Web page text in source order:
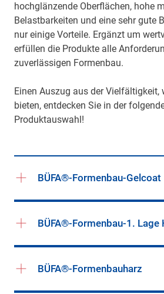
hochglänzende Oberflächen, hohe
Belastbarkeiten und eine sehr gute
nur einige Vorteile. Ergänzt um
erfüllen die Produkte alle
zuverlässigen Formenbau.
Einen Auszug aus der Vielfältigkeit,
bieten, entdecken Sie in der
Produktauswahl!
BÜFA®-Formenbau-Gelcoat
BÜFA®-Formenbau-1. Lage
BÜFA®-Formenbauharz